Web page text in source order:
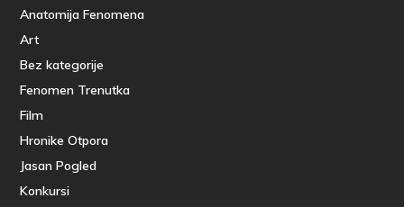
Anatomija Fenomena
Art
Bez kategorije
Fenomen Trenutka
Film
Hronike Otpora
Jasan Pogled
Konkursi